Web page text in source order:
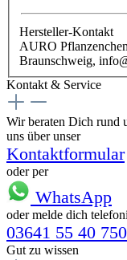
Hersteller-Kontakt
AURO
Braunschweig,
Kontakt & Service
Wir beraten Dich rund
uns über unser
Kontaktformular
oder per
WhatsApp
oder melde dich
03641 55 40 750
Gut zu wissen